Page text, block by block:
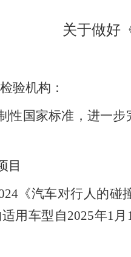
关于做好
检验机构：
性国家标准，进一
目
《汽车对行人的碰
适用车型自2025年1月